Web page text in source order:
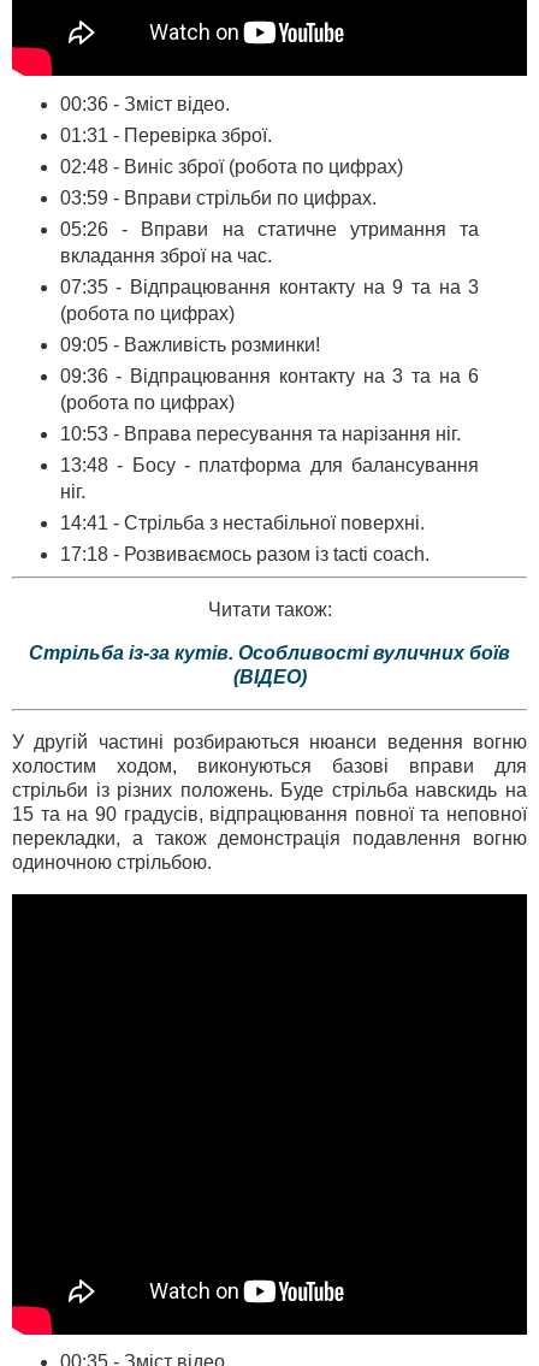
00:36 - Зміст відео.
01:31 - Перевірка зброї.
02:48 - Виніс зброї (робота по цифрах)
03:59 - Вправи стрільби по цифрах.
05:26 - Вправи на статичне утримання та
вкладання зброї на час.
07:35 - Відпрацювання контакту на 9 та на 3
(робота по цифрах)
09:05 - Важливість розминки!
09:36 - Відпрацювання контакту на 3 та на 6
(робота по цифрах)
10:53 - Вправа пересування та нарізання ніг.
13:48 - Босу - платформа для балансування
ніг.
14:41 - Стрільба з нестабільної поверхні.
17:18 - Розвиваємось разом із tacti coach.
Читати також:
Стрільба із-за кутів. Особливості вуличних боїв
(ВІДЕО)
У другій частині розбираються нюанси ведення вогню
холостим ходом, виконуються базові вправи для
стрільби із різних положень. Буде стрільба навскидь на
15 та на 90 градусів, відпрацювання повної та неповної
перекладки, а також демонстрація подавлення вогню
одиночною стрільбою.